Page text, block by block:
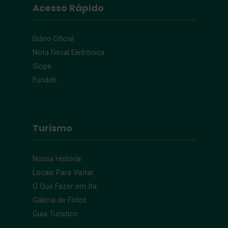
Acesso Rápido
Diário Oficial
Nota Fiscal Eletrônica
Siope
Fundeb
Turismo
Nossa História
Locais Para Visitar
O Que Fazer em Ita
Galeria de Fotos
Guia Turístico